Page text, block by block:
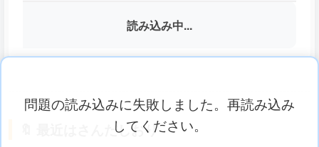
問題の読み込みに失敗しました。再読み込み
してください。
読み込み中...
🔖 最近はさんだしおり